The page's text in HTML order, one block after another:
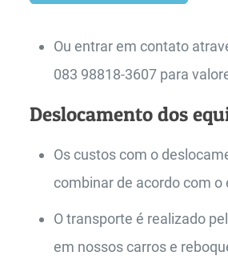
Ou entrar em contato
083 98818-3607 para
Deslocamento dos
Os custos com o
combinar de acordo com o
O transporte é realizado
em nossos carros e